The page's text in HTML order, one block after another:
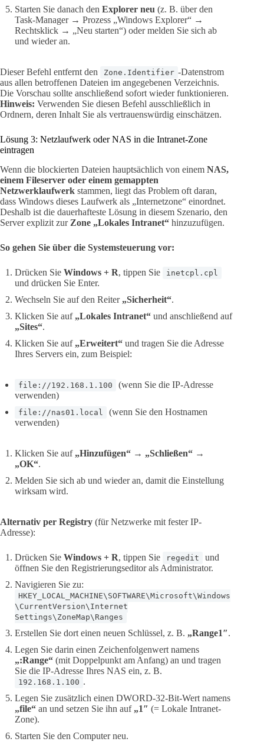
Starten Sie danach den Explorer neu (z. B. über den
Task-Manager → Prozess „Windows Explorer“ →
Rechtsklick → „Neu starten“) oder melden Sie sich ab
und wieder an.
Dieser Befehl entfernt den Zone.Identifier -Datenstrom
aus allen betroffenen Dateien im angegebenen Verzeichnis.
Die Vorschau sollte anschließend sofort wieder funktionieren.
Hinweis: Verwenden Sie diesen Befehl ausschließlich in
Ordnern, deren Inhalt Sie als vertrauenswürdig einschätzen.
Lösung 3: Netzlaufwerk oder NAS in die Intranet-Zone
eintragen
Wenn die blockierten Dateien hauptsächlich von einem NAS,
einem Fileserver oder einem gemappten
Netzwerklaufwerk stammen, liegt das Problem oft daran,
dass Windows dieses Laufwerk als „Internetzone“ einordnet.
Deshalb ist die dauerhafteste Lösung in diesem Szenario, den
Server explizit zur Zone „Lokales Intranet“ hinzuzufügen.
So gehen Sie über die Systemsteuerung vor:
Drücken Sie Windows + R, tippen Sie inetcpl.cpl
und drücken Sie Enter.
Wechseln Sie auf den Reiter „Sicherheit“.
Klicken Sie auf „Lokales Intranet“ und anschließend auf
„Sites“.
Klicken Sie auf „Erweitert“ und tragen Sie die Adresse
Ihres Servers ein, zum Beispiel:
file://192.168.1.100
(wenn Sie die IP-Adresse
verwenden)
file://nas01.local
(wenn Sie den Hostnamen
verwenden)
Klicken Sie auf „Hinzufügen“ → „Schließen“ →
„OK“.
Melden Sie sich ab und wieder an, damit die Einstellung
wirksam wird.
Alternativ per Registry (für Netzwerke mit fester IP-
Adresse):
Drücken Sie Windows + R, tippen Sie regedit
und
öffnen Sie den Registrierungseditor als Administrator.
Navigieren Sie zu:
HKEY_LOCAL_MACHINE\SOFTWARE\Microsoft\Windows
\CurrentVersion\Internet
Settings\ZoneMap\Ranges
Erstellen Sie dort einen neuen Schlüssel, z. B. „Range1″.
Legen Sie darin einen Zeichenfolgenwert namens
„:Range“ (mit Doppelpunkt am Anfang) an und tragen
Sie die IP-Adresse Ihres NAS ein, z. B.
192.168.1.100 .
Legen Sie zusätzlich einen DWORD-32-Bit-Wert namens
„file“ an und setzen Sie ihn auf „1″ (= Lokale Intranet-
Zone).
Starten Sie den Computer neu.